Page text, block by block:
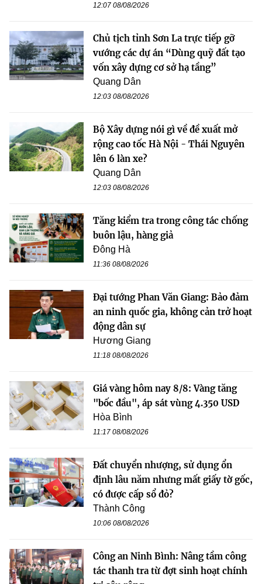
12:07 08/08/2026
Chủ tịch tỉnh Sơn La trực tiếp gỡ
vướng các dự án “Dùng quỹ đất tạo
vốn xây dựng cơ sở hạ tầng”
Quang Dân
12:03 08/08/2026
Bộ Xây dựng nói gì về đề xuất mở
rộng cao tốc Hà Nội - Thái Nguyên
lên 6 làn xe?
Quang Dân
12:03 08/08/2026
Tăng kiểm tra trong công tác chống
buôn lậu, hàng giả
Đông Hà
11:36 08/08/2026
Đại tướng Phan Văn Giang: Bảo đảm
an ninh quốc gia, không cản trở hoạt
động dân sự
Hương Giang
11:18 08/08/2026
Giá vàng hôm nay 8/8: Vàng tăng
"bốc đầu", áp sát vùng 4.350 USD
Hòa Bình
11:17 08/08/2026
Đất chuyển nhượng, sử dụng ổn
định lâu năm nhưng mất giấy tờ gốc,
có được cấp sổ đỏ?
Thành Công
10:06 08/08/2026
Công an Ninh Bình: Nâng tầm công
tác thanh tra từ đợt sinh hoạt chính